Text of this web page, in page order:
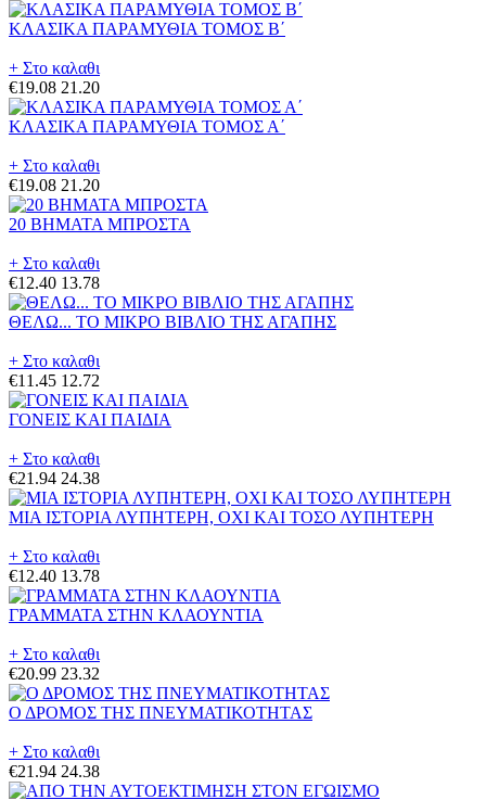
ΚΛΑΣΙΚΑ ΠΑΡΑΜΥΘΙΑ ΤΟΜΟΣ Β΄
+ Στο καλαθι
€19.08 21.20
ΚΛΑΣΙΚΑ ΠΑΡΑΜΥΘΙΑ ΤΟΜΟΣ Α΄
+ Στο καλαθι
€19.08 21.20
20 ΒΗΜΑΤΑ ΜΠΡΟΣΤΑ
+ Στο καλαθι
€12.40 13.78
ΘΕΛΩ... ΤΟ ΜΙΚΡΟ ΒΙΒΛΙΟ ΤΗΣ ΑΓΑΠΗΣ
+ Στο καλαθι
€11.45 12.72
ΓΟΝΕΙΣ ΚΑΙ ΠΑΙΔΙΑ
+ Στο καλαθι
€21.94 24.38
ΜΙΑ ΙΣΤΟΡΙΑ ΛΥΠΗΤΕΡΗ, ΟΧΙ ΚΑΙ ΤΟΣΟ ΛΥΠΗΤΕΡΗ
+ Στο καλαθι
€12.40 13.78
ΓΡΑΜΜΑΤΑ ΣΤΗΝ ΚΛΑΟΥΝΤΙΑ
+ Στο καλαθι
€20.99 23.32
Ο ΔΡΟΜΟΣ ΤΗΣ ΠΝΕΥΜΑΤΙΚΟΤΗΤΑΣ
+ Στο καλαθι
€21.94 24.38